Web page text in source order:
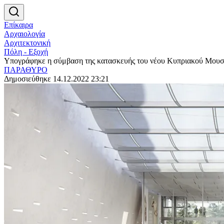
Επίκαιρα
Αρχαιολογία
Αρχιτεκτονική
Πόλη - Εξοχή
Υπογράφηκε η σύμβαση της κατασκευής του νέου Κυπριακού
ΠΑΡΑΘΥΡΟ
Δημοσιεύθηκε 14.12.2022 23:21